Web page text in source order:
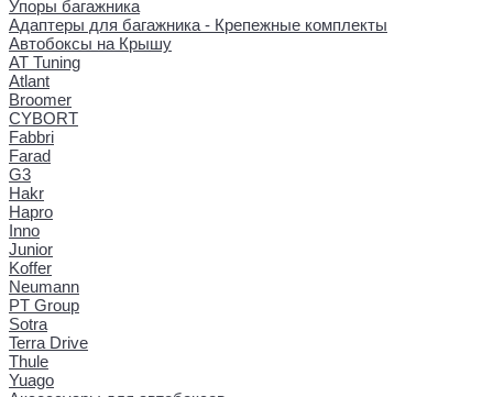
Упоры багажника
Адаптеры для багажника - Крепежные комплекты
Автобоксы на Крышу
AT Tuning
Atlant
Broomer
CYBORT
Fabbri
Farad
G3
Hakr
Hapro
Inno
Junior
Koffer
Neumann
PT Group
Sotra
Terra Drive
Thule
Yuago